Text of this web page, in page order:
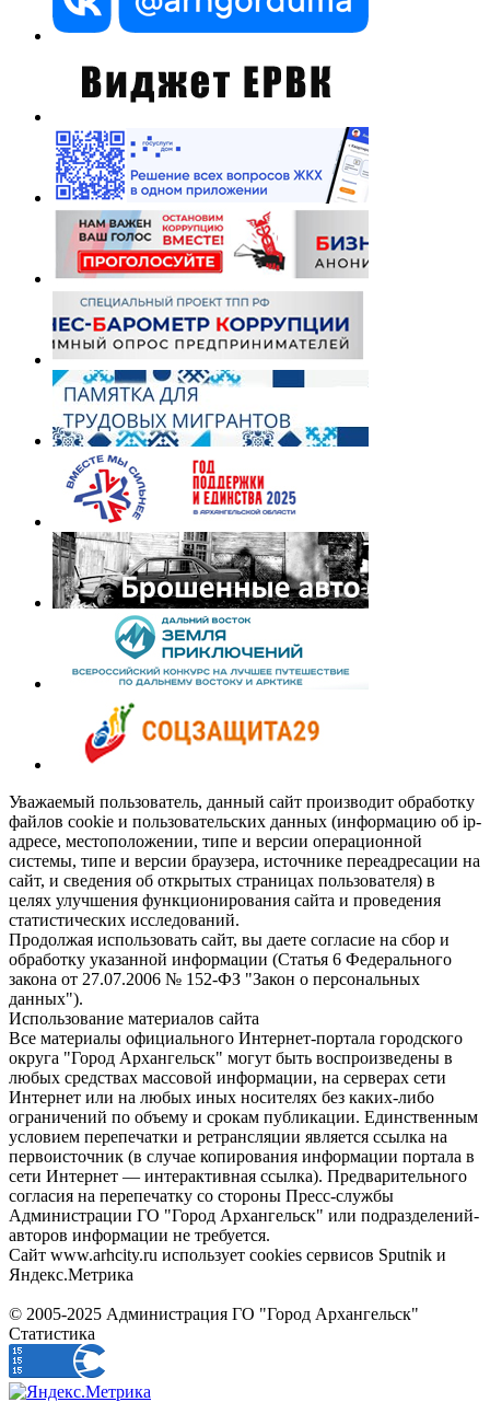
Уважаемый пользователь, данный сайт производит обработку
файлов cookie и пользовательских данных (информацию об ip-
адресе, местоположении, типе и версии операционной
системы, типе и версии браузера, источнике переадресации на
сайт, и сведения об открытых страницах пользователя) в
целях улучшения функционирования сайта и проведения
статистических исследований.
Продолжая использовать сайт, вы даете согласие на сбор и
обработку указанной информации (Статья 6 Федерального
закона от 27.07.2006 № 152-ФЗ "Закон о персональных
данных").
Использование материалов сайта
Все материалы официального Интернет-портала городского
округа "Город Архангельск" могут быть воспроизведены в
любых средствах массовой информации, на серверах сети
Интернет или на любых иных носителях без каких-либо
ограничений по объему и срокам публикации. Единственным
условием перепечатки и ретрансляции является ссылка на
первоисточник (в случае копирования информации портала в
сети Интернет — интерактивная ссылка). Предварительного
согласия на перепечатку со стороны Пресс-службы
Администрации ГО "Город Архангельск" или подразделений-
авторов информации не требуется.
Сайт www.arhcity.ru использует cookies сервисов Sputnik и
Яндекс.Метрика
© 2005-2025 Администрация ГО "Город Архангельск"
Статистика